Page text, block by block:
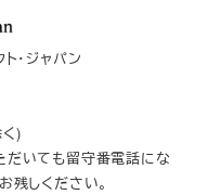
・ジャパン
)
いても留守番電話にな
残しください。